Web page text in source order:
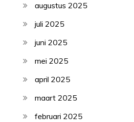
augustus 2025
juli 2025
juni 2025
mei 2025
april 2025
maart 2025
februari 2025